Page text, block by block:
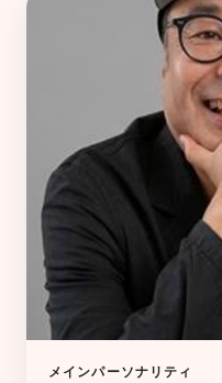
メインパーソナリティ